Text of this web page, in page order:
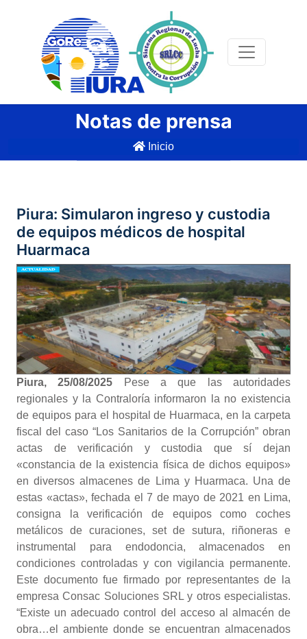
Notas de prensa
Inicio
Piura: Simularon ingreso y custodia
de equipos médicos de hospital
Huarmaca
Piura, 25/08/2025
Pese a que las autoridades
regionales y la Contraloría informaron la no existencia
de equipos para el hospital de Huarmaca, en la carpeta
fiscal del caso “Los Sanitarios de la Corrupción” obran
actas de verificación y custodia que sí dejan
«constancia de la existencia física de dichos equipos»
en diversos almacenes de Lima y Huarmaca. Una de
estas «actas», fechada el 7 de mayo de 2021 en Lima,
consigna la verificación de equipos como coches
metálicos de curaciones, set de sutura, riñoneras e
instrumental para endodoncia, almacenados en
condiciones controladas y con vigilancia permanente.
Este documento fue firmado por representantes de la
empresa Consac Soluciones SRL y otros especialistas.
“Existe un adecuado control del acceso al almacén de
obra…el ambiente donde se encuentran almacenados